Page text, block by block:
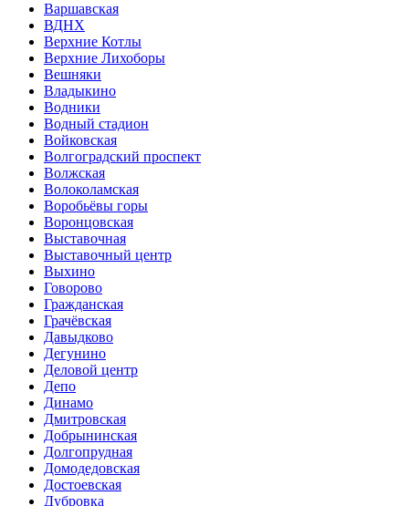
Варшавская
ВДНХ
Верхние Котлы
Верхние Лихоборы
Вешняки
Владыкино
Водники
Водный стадион
Войковская
Волгоградский проспект
Волжская
Волоколамская
Воробьёвы горы
Воронцовская
Выставочная
Выставочный центр
Выхино
Говорово
Гражданская
Грачёвская
Давыдково
Дегунино
Деловой центр
Депо
Динамо
Дмитровская
Добрынинская
Долгопрудная
Домодедовская
Достоевская
Дубровка